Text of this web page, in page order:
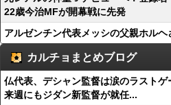
22歳今治MFが開幕戦に先発
アルゼンチン代表メッシの父親ホル
カルチョまとめブログ
仏代表、デシャン監督は涙のラストゲ
来週にもジダン新監督が就任...